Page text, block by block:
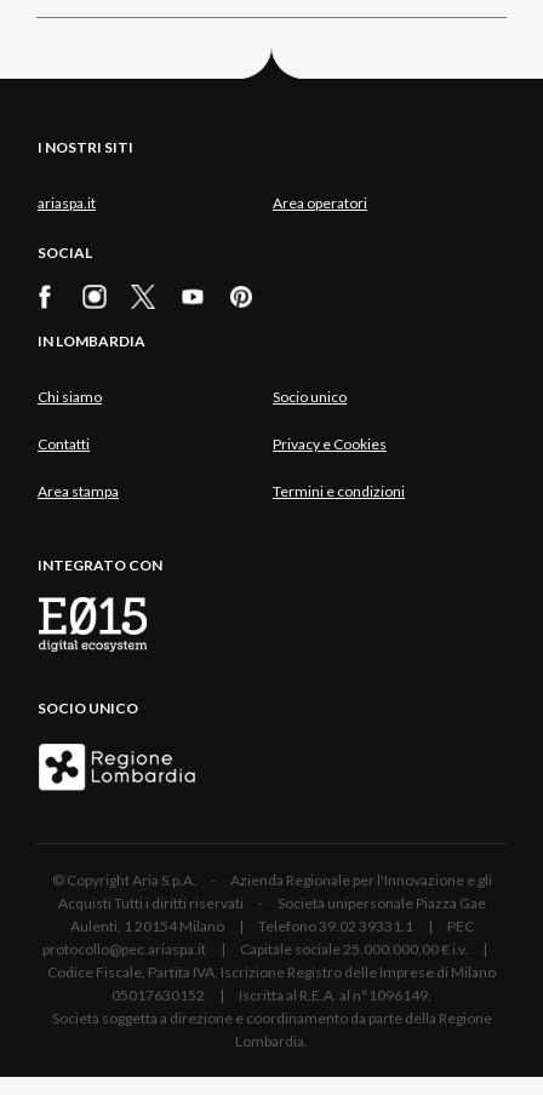
I NOSTRI SITI
ariaspa.it Area operatori
SOCIAL
IN LOMBARDIA
Chi siamo Socio unico
Contatti Privacy e Cookies
Area stampa Termini e condizioni
INTEGRATO CON
SOCIO UNICO
© Copyright Aria S.p.A. - Azienda Regionale per l'Innovazione e gli
Acquisti Tutti i diritti riservati - Società unipersonale Piazza Gae
Aulenti, 1 20154 Milano | Telefono 39.02 39331.1 | PEC
protocollo@pec.ariaspa.it | Capitale sociale 25.000.000,00 € i.v. |
Codice Fiscale, Partita IVA, Iscrizione Registro delle Imprese di Milano
05017630152 | Iscritta al R.E.A. al n°1096149.
Società soggetta a direzione e coordinamento da parte della Regione
Lombardia.